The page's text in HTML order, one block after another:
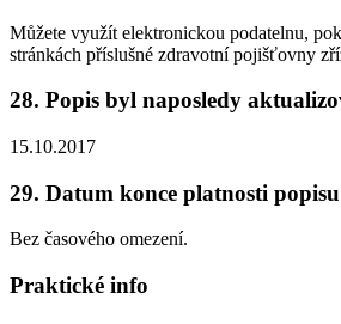
Můžete využít elektronickou podatelnu,
stránkách příslušné zdravotní pojišťovny
28. Popis byl naposledy
15.10.2017
29. Datum konce platnosti popisu
Bez časového omezení.
Praktické info